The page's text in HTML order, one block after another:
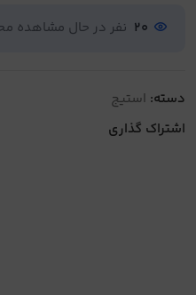
20 نفر در حال مشاهده
دسته: استیج
اشتراک گذاری